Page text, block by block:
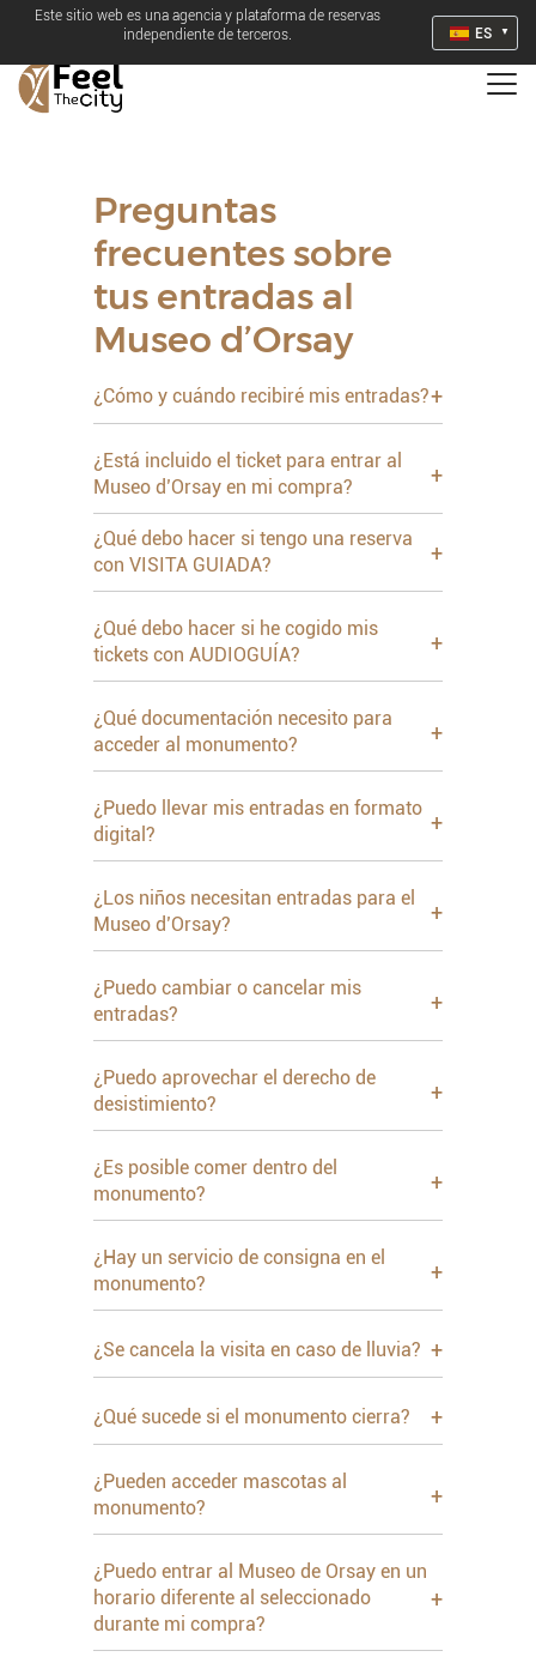
Este sitio web es una agencia y plataforma de reservas
independiente de terceros.
ES
Preguntas
frecuentes sobre
tus entradas al
Museo d’Orsay
¿Cómo y cuándo recibiré mis entradas?+
¿Está incluido el ticket para entrar al
Museo d’Orsay en mi compra?
+
¿Qué debo hacer si tengo una reserva
con VISITA GUIADA?
+
¿Qué debo hacer si he cogido mis
tickets con AUDIOGUÍA?
+
¿Qué documentación necesito para
acceder al monumento?
+
¿Puedo llevar mis entradas en formato
digital?
+
¿Los niños necesitan entradas para el
Museo d’Orsay?
+
¿Puedo cambiar o cancelar mis
entradas?
+
¿Puedo aprovechar el derecho de
desistimiento?
+
¿Es posible comer dentro del
monumento?
+
¿Hay un servicio de consigna en el
monumento?
+
¿Se cancela la visita en caso de lluvia? +
¿Qué sucede si el monumento cierra? +
¿Pueden acceder mascotas al
monumento?
+
¿Puedo entrar al Museo de Orsay en un
horario diferente al seleccionado
durante mi compra?
+